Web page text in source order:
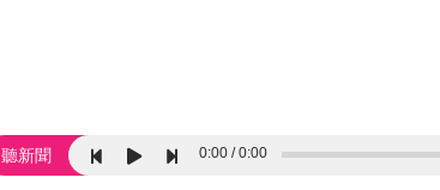
聽新聞 0:00 0:00